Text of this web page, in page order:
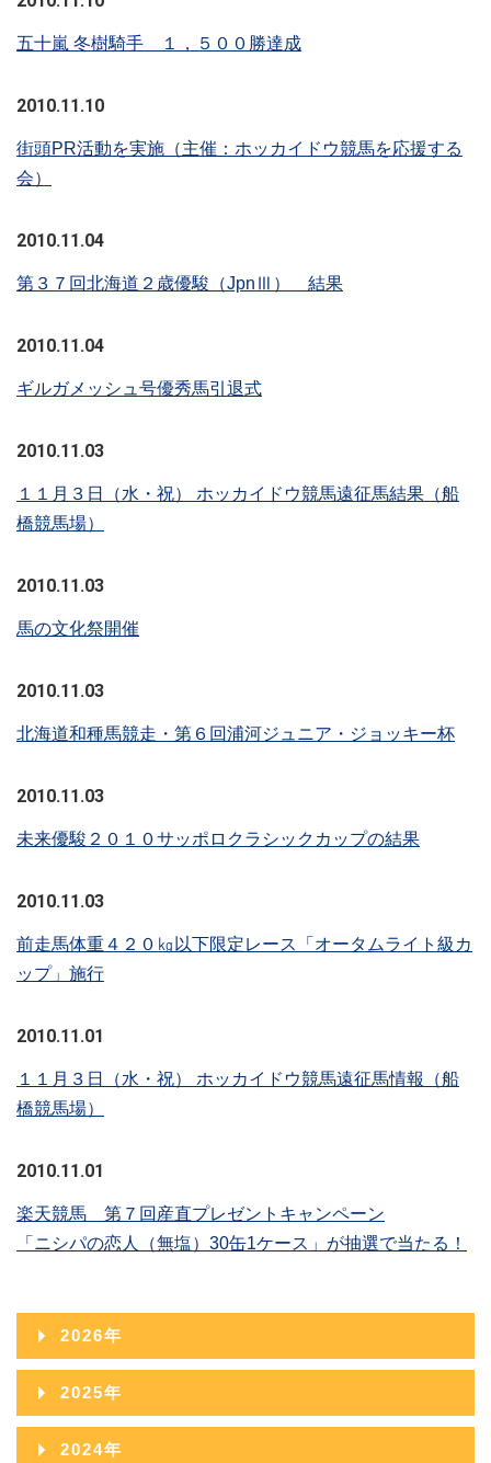
五十嵐 冬樹騎手 １，５００勝達成
2010.11.10
街頭PR活動を実施（主催：ホッカイドウ競馬を応援する
会）
2010.11.04
第３７回北海道２歳優駿（JpnⅢ） 結果
2010.11.04
ギルガメッシュ号優秀馬引退式
2010.11.03
１１月３日（水・祝） ホッカイドウ競馬遠征馬結果（船
橋競馬場）
2010.11.03
馬の文化祭開催
2010.11.03
北海道和種馬競走・第６回浦河ジュニア・ジョッキー杯
2010.11.03
未来優駿２０１０サッポロクラシックカップの結果
2010.11.03
前走馬体重４２０㎏以下限定レース「オータムライト級カ
ップ」施行
2010.11.01
１１月３日（水・祝） ホッカイドウ競馬遠征馬情報（船
橋競馬場）
2010.11.01
楽天競馬 第７回産直プレゼントキャンペーン
「ニシパの恋人（無塩）30缶1ケース」が抽選で当たる！
2026年
2026年08月
2026年07月
2025年
2025年12月
2024年